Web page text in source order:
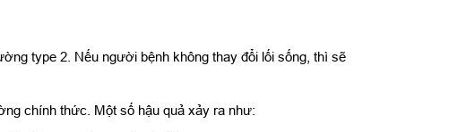
type 2. Nếu người bệnh không thay đổi lối sống, thì sẽ
chính thức. Một số hậu quả xảy ra như: